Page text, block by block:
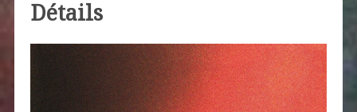
Détails